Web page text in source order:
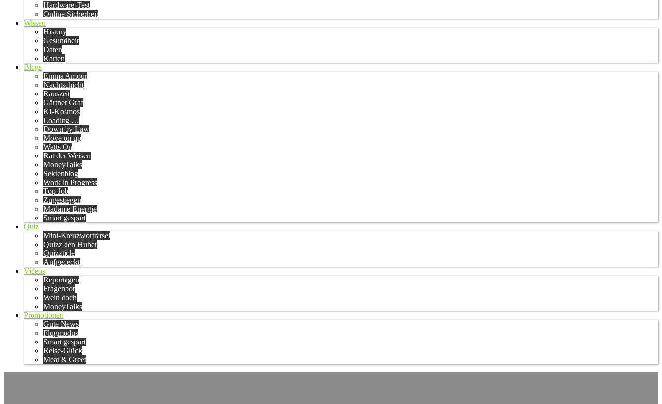
Hardware-Test
Online-Sicherheit
Wissen
History
Gesundheit
Daten
Karten
Blogs
Emma Amour
Nachtschicht
Rauszeit
Gärtner Graf
KI-Kosmos
Loading …
Down by Law
Move on up
Watts On
Rat der Weisen
MoneyTalks
Sektenblog
Work in Progress
Top Job
Zugestiegen
Madame Energie
Smart gespart
Quiz
Mini-Kreuzworträtsel
Quizz den Huber
Quizzticle
Aufgedeckt
Videos
Reportagen
Fragenbot
Wein doch
MoneyTalks
Promotionen
Gute News
Flugmodus
Smart gespart
Reise-Glück
Meat & Greet